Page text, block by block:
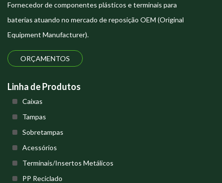
Fornecedor de componentes plásticos e terminais para
baterias atuando no mercado de reposição OEM (Original
Equipment Manufacturer).
ORÇAMENTOS
Linha de Produtos
Caixas
Tampas
Sobretampas
Acessórios
Terminais/Insertos Metálicos
PP Reciclado